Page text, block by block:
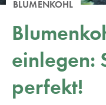
BLUMENKOHL
einlegen:
perfekt!